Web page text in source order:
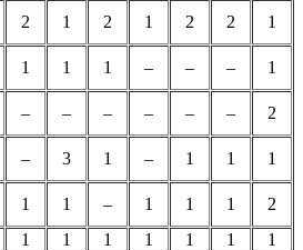
2 1 2 1 2 2
1
1 1 1 – – –
1
– – – – – –
2
– 3 1 – 1 1
1
1 1 – 1 1 1
2
1 1 1 1 1 1
1